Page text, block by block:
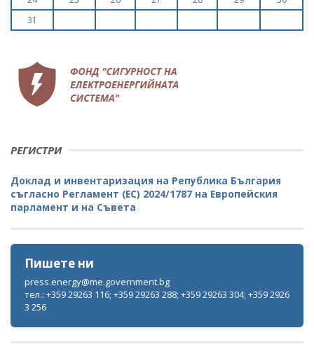
31
РЕГИСТРИ
Доклад и инвентаризация на Република България
съгласно Регламент (ЕС) 2024/1787 на Европейския
парламент и на Съвета
Пишете ни
press.energy@me.government.bg
тел.: +359 29263 116; +359 29263 288; +359 29263 304; +359 2926
3 256